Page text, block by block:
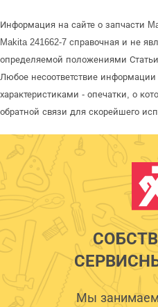
Информация на сайте о запчасти
Makita 241662-7 справочная и не
определяемой положениями
Любое несоответствие
характеристиками - опечатки, о
обратной связи для скорейшего
Мы